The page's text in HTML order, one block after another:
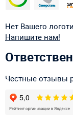
Нет Вашего
Напишите нам!
Честные отзывы